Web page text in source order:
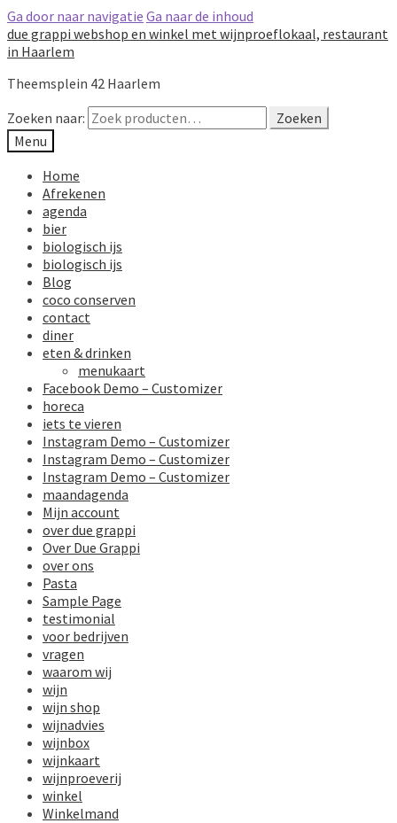
Ga door naar navigatie Ga naar de inhoud
due grappi webshop en winkel met wijnproeflokaal, restaurant
in Haarlem
Theemsplein 42 Haarlem
Zoeken naar:
Zoeken
Menu
Home
Afrekenen
agenda
bier
biologisch ijs
biologisch ijs
Blog
coco conserven
contact
diner
eten & drinken
menukaart
Facebook Demo – Customizer
horeca
iets te vieren
Instagram Demo – Customizer
Instagram Demo – Customizer
Instagram Demo – Customizer
maandagenda
Mijn account
over due grappi
Over Due Grappi
over ons
Pasta
Sample Page
testimonial
voor bedrijven
vragen
waarom wij
wijn
wijn shop
wijnadvies
wijnbox
wijnkaart
wijnproeverij
winkel
Winkelmand